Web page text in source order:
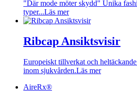
"Där mode möter skydd" Unika
typer...Läs mer
Ribcap Ansiktsvisir
Europeiskt tillverkat och
inom sjukvården.Läs mer
AireRx®